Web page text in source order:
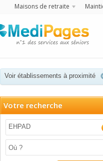
Maisons de retraite
Voir établissements à proximité
Votre recherche
EHPAD